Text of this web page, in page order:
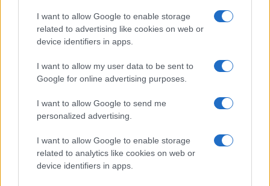
I want to allow Google to enable storage
related to advertising like cookies on web or
device identifiers in apps.
I want to allow my user data to be sent to
Google for online advertising purposes.
I want to allow Google to send me
personalized advertising.
I want to allow Google to enable storage
related to analytics like cookies on web or
device identifiers in apps.
– Han är sjukt lojal, djurgårdare, något vi kan bygga
kring över tid. För oss var det givet att kunna skriva
ett stort avtal, ett långt avtal med honom. Det känns
så jäkla bra med de där två och ”Josef” på det och
Håvard och få bygga på på centersidan. Det blir
centrar. Sedan vet man aldrig. De kanske är NHL-bra.
Då får det vara så.